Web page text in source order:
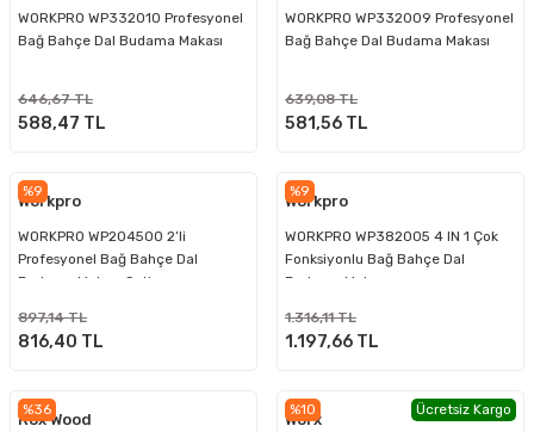
WORKPRO WP332010 Profesyonel
Bağ Bahçe Dal Budama Makası
646,67 TL
588,47 TL
WORKPRO WP332009 Profesyonel
Bağ Bahçe Dal Budama Makası
639,08 TL
581,56 TL
%9
Workpro
WORKPRO WP204500 2’li
Profesyonel Bağ Bahçe Dal
Budama Makası Seti
897,14 TL
816,40 TL
%9
Workpro
WORKPRO WP382005 4 IN 1 Çok
Fonksiyonlu Bağ Bahçe Dal
Budama Makası
1.316,11 TL
1.197,66 TL
%36
Rox Wood
%10 Ücretsiz Kargo
Worx